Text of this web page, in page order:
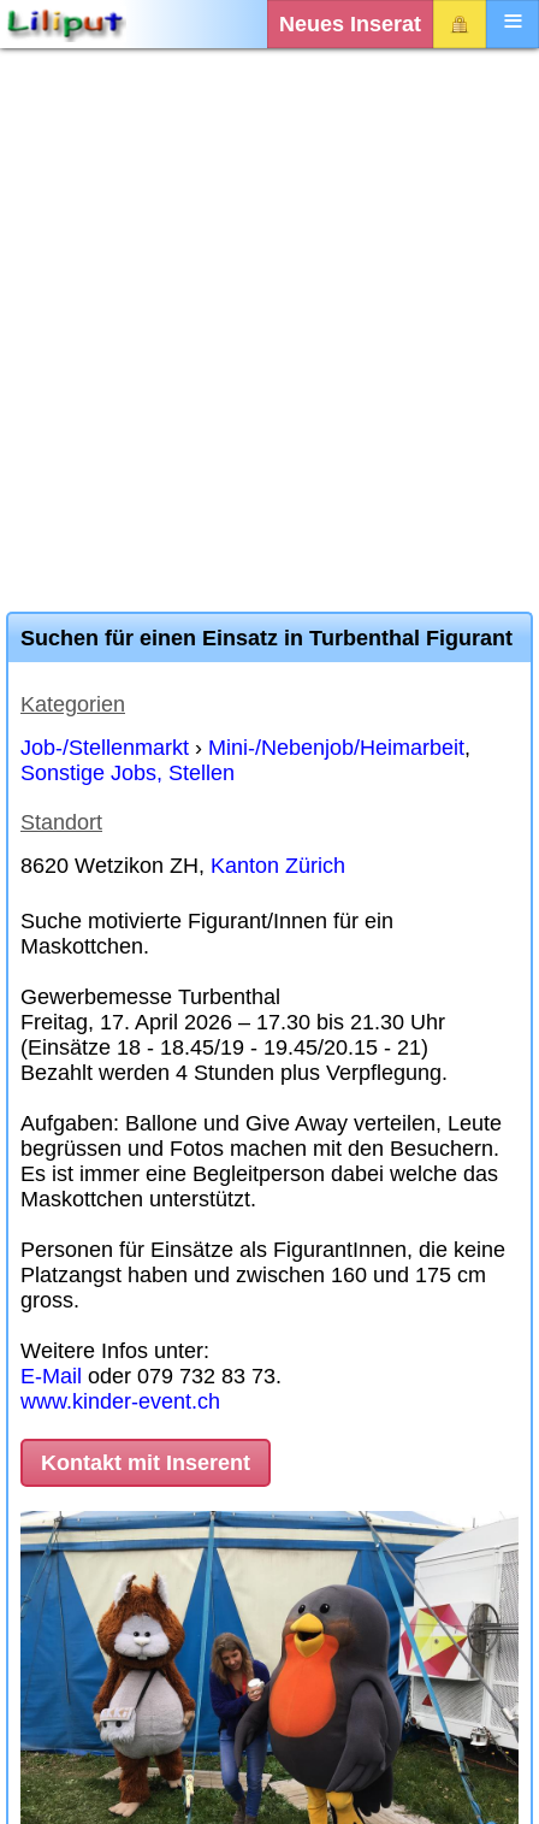
Neues Inserat
Suchen für einen Einsatz in Turbenthal Figurant
Kategorien
Job-/Stellenmarkt › Mini-/Nebenjob/Heimarbeit,
Sonstige Jobs, Stellen
Standort
8620 Wetzikon ZH, Kanton Zürich
Suche motivierte Figurant/Innen für ein
Maskottchen.
Gewerbemesse Turbenthal
Freitag, 17. April 2026 – 17.30 bis 21.30 Uhr
(Einsätze 18 - 18.45/19 - 19.45/20.15 - 21)
Bezahlt werden 4 Stunden plus Verpflegung.
Aufgaben: Ballone und Give Away verteilen, Leute
begrüssen und Fotos machen mit den Besuchern.
Es ist immer eine Begleitperson dabei welche das
Maskottchen unterstützt.
Personen für Einsätze als FigurantInnen, die keine
Platzangst haben und zwischen 160 und 175 cm
gross.
Weitere Infos unter:
E-Mail oder 079 732 83 73.
www.kinder-event.ch
Kontakt mit Inserent